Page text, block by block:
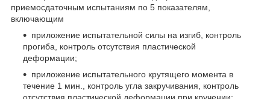
приемосдаточным испытаниям по 5 показателям,
включающим
приложение испытательной силы на изгиб, контроль
прогиба, контроль отсутствия пластической
деформации;
приложение испытательного крутящего момента в
течение 1 мин., контроль угла закручивания, контроль
отсутствия пластической деформации при кручении;